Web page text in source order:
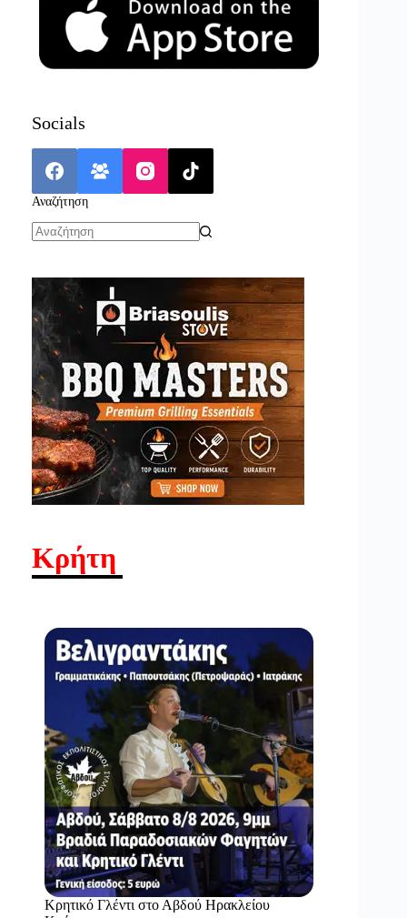
Socials
Αναζήτηση
Κρήτη
Κρητικό Γλέντι στο Αβδού Ηρακλείου